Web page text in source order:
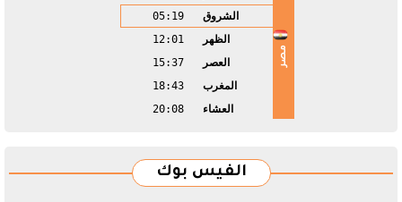
مصر
الشروق
05:19
الظهر
12:01
العصر
15:37
المغرب
18:43
العشاء
20:08
الفيس بوك